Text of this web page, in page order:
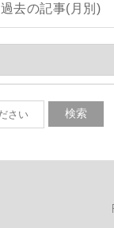
過去の記事(月別)